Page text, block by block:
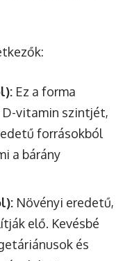
Ez a forma
D-vitamin szintjét,
forrásokból
a bárány
Növényi eredetű,
elő. Kevésbé
és